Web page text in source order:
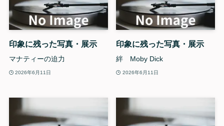
印象に残った写真・展示
マナティーの迫力
2026年6月11日
印象に残った写真・展示
絆 Moby Dick
2026年6月11日